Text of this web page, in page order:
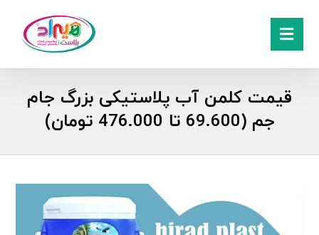
قیمت کلمن آب پلاستیکی بزرگ جام
جم (69.600 تا 476.000 تومان)